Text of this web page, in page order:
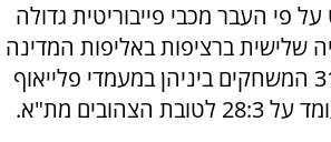
פי העבר מכבי פייבוריטית גדולה
שלישית ברציפות באליפות המדינה
בכדורסל, כאשר ב-31 המשחקים ביניהן במעמדי פלייאוף
מת"א.